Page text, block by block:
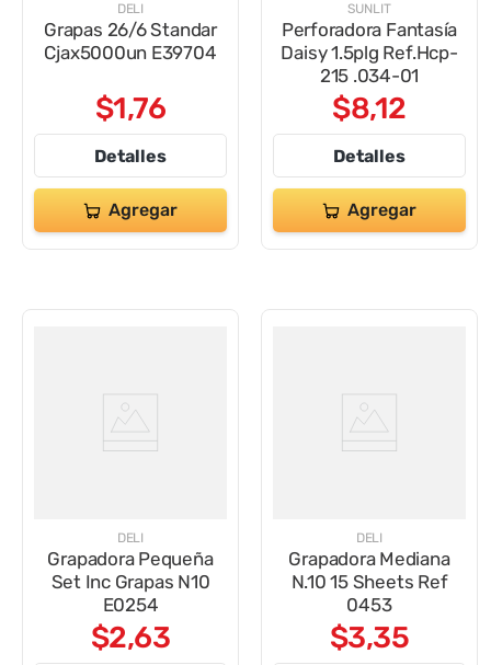
DELI
Grapas 26/6 Standar
Cjax5000un E39704
$1,76
Detalles
Agregar
SUNLIT
Perforadora Fantasía
Daisy 1.5plg Ref.Hcp-
215 .034-01
$8,12
Detalles
Agregar
DELI
Grapadora Pequeña
Set Inc Grapas N10
E0254
$2,63
DELI
Grapadora Mediana
N.10 15 Sheets Ref
0453
$3,35